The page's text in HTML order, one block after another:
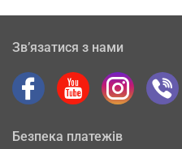
Зв’язатися з нами
Безпека платежів